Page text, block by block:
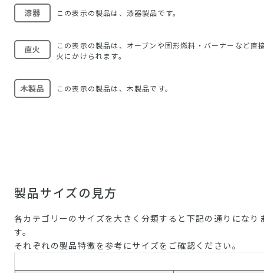
漆器 この表示の製品は、漆器製品です。
直火
この表示の製品は、オーブンや固形燃料・バーナーなど直
火にかけられます。
木製品 この表示の製品は、木製品です。
製品サイズの見方
各カテゴリーのサイズを大きく分類すると下記の通りになり
す。
それぞれの製品特徴を参考にサイズをご確認ください。